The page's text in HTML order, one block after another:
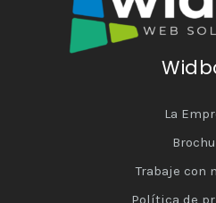
La
Trabaje con
Política de